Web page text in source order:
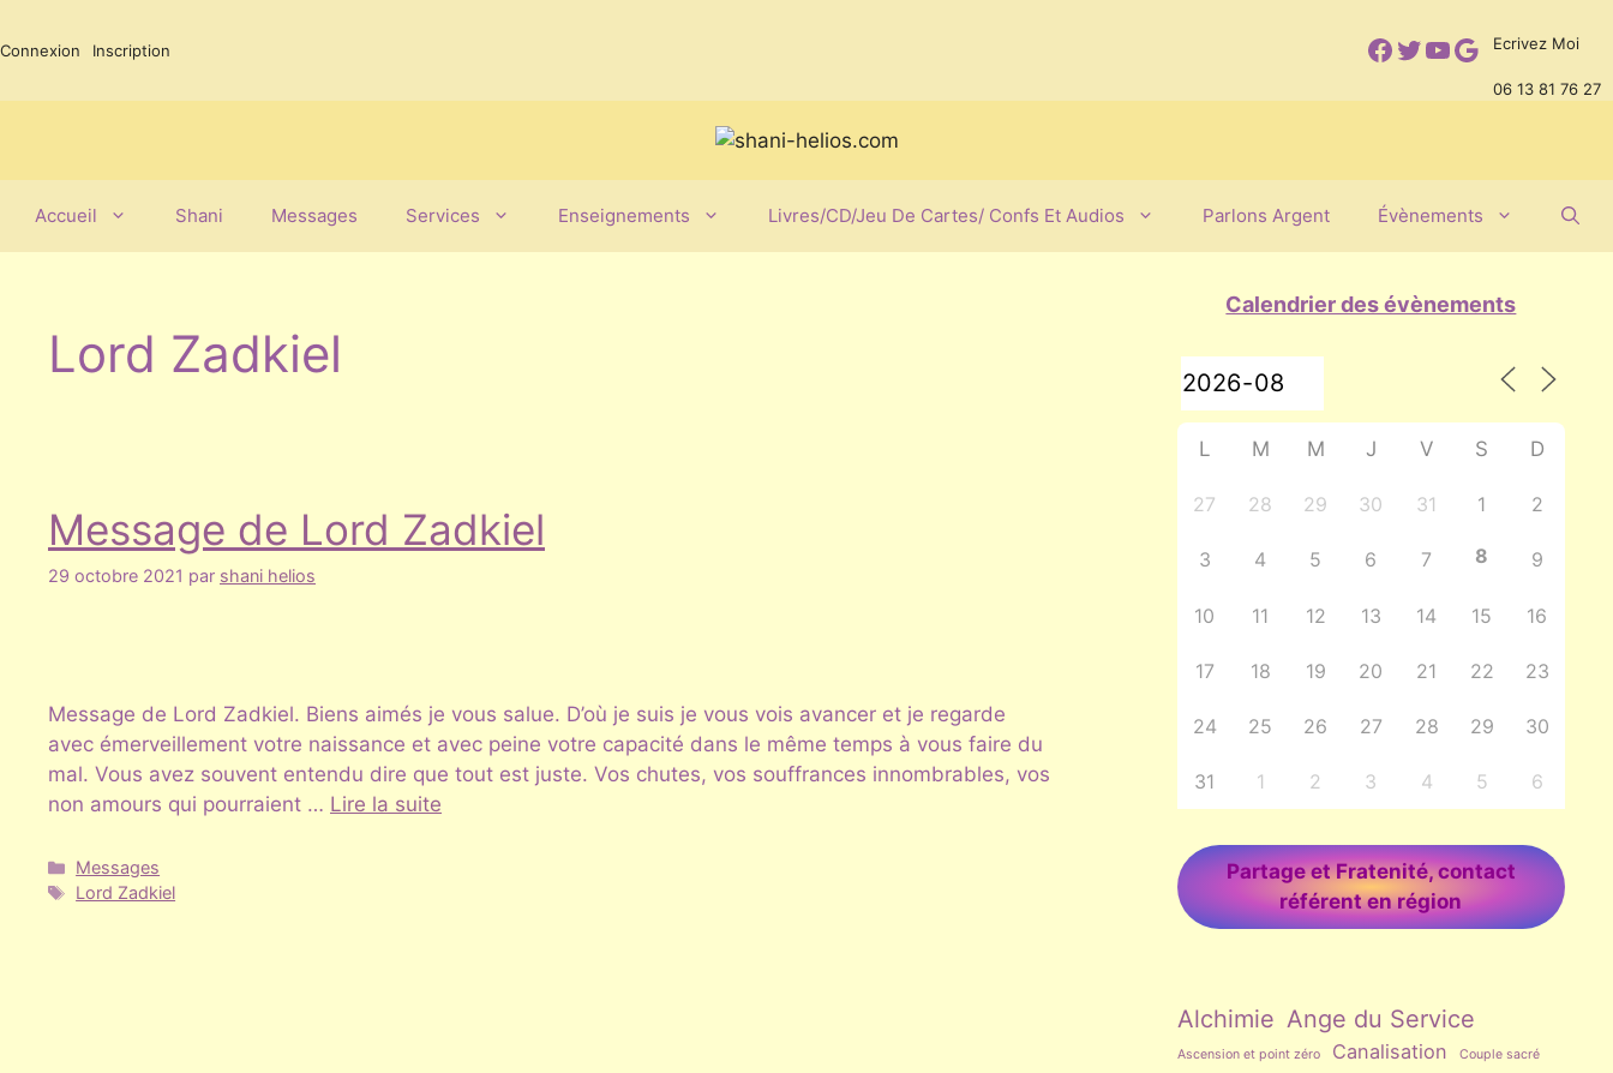
au
Connexion Facebook
Twitter
YouTube
Google
Inscription Ecrivez Moi
06 13 81 76 27
Accueil Shani Messages Services Enseignements Livres/CD/Jeu De Cartes/ Confs Et Audios Parlons Argent Évènements
Lord Zadkiel
Message de Lord Zadkiel
29 octobre 2021 par shani helios
Message de Lord Zadkiel. Biens aimés je vous salue. D’où je suis je vous vois avancer et je regarde
avec émerveillement votre naissance et avec peine votre capacité dans le même temps à vous faire du
mal. Vous avez souvent entendu dire que tout est juste. Vos chutes, vos souffrances innombrables, vos
non amours qui pourraient … Lire la suite
Catégories
Messages
Étiquettes
Lord Zadkiel
Calendrier des évènements
L M M J V S D
27 28 29 30 31 1 2
3 4 5 6 7 8 9
10 11 12 13 14 15 16
17 18 19 20 21 22 23
24 25 26 27 28 29 30
31 1 2 3 4 5 6
Partage et Fratenité, contact
référent en région
Alchimie Ange du Service
Ascension et point zéro Canalisation
Couple sacré